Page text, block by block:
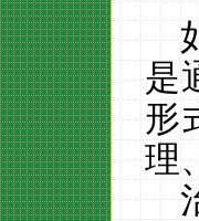
是
形
理